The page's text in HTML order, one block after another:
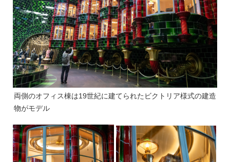
両側のオフィス棟は19世紀に建てられたビクトリア様式の建造
物がモデル